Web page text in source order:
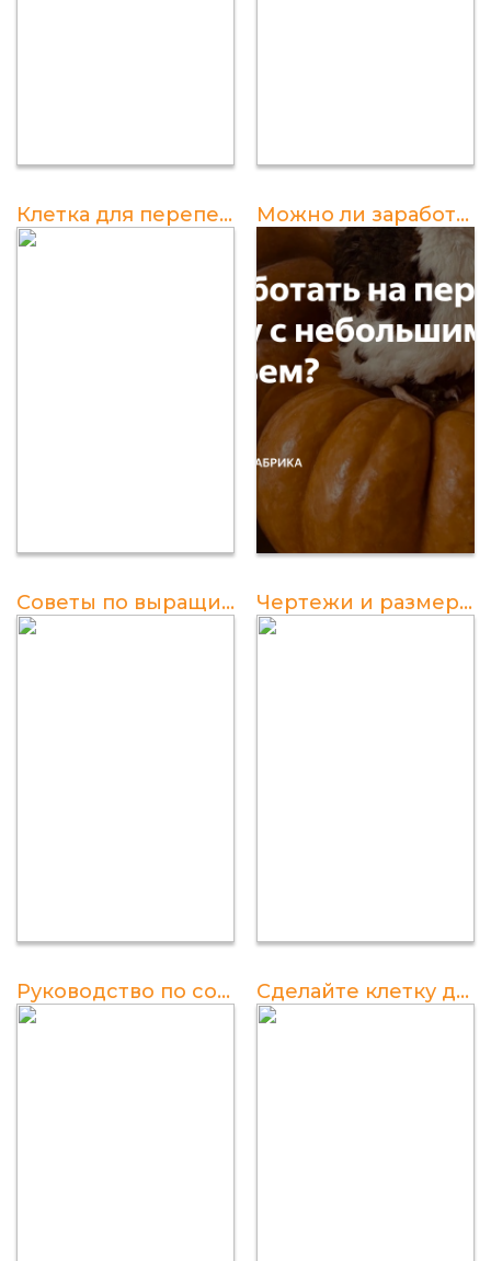
Клетка для перепелов своими руками: чертежи, размеры и сетка Можно ли заработать на перепелах?
Советы по выращиванию перепелов в домашних условиях Чертежи и размеры клетки для перепелов
Руководство по содержанию перепелов: полезные советы и видеоуроки Сделайте клетку для перепелов своими руками: размеры и чертежи